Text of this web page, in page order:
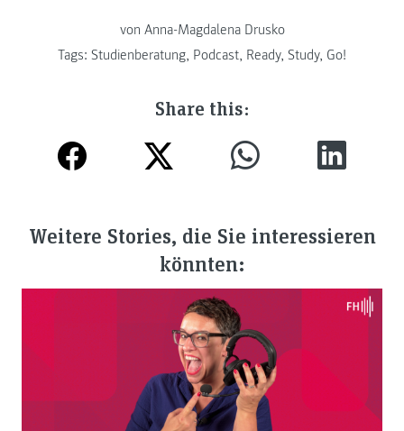
von Anna-Magdalena Drusko
Tags: Studienberatung, Podcast, Ready, Study, Go!
Share this:
Weitere Stories, die Sie interessieren
könnten: